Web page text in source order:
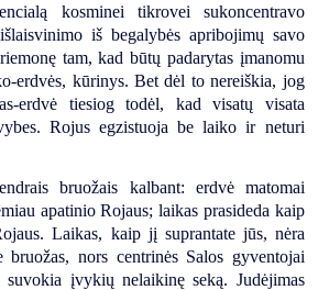
kosminei tikrovei sukoncentravo
iš begalybės apribojimų savo
tam, kad būtų padarytas įmanomu
erdvės, kūrinys. Bet dėl to nereiškia, jog
erdvė tiesiog todėl, kad visatų visata
Rojus egzistuoja be laiko ir neturi
bruožais kalbant: erdvė matomai
apatinio Rojaus; laikas prasideda kaip
Laikas, kaip jį suprantate jūs, nėra
bruožas, nors centrinės Salos gyventojai
suvokia įvykių nelaikinę seką. Judėjimas